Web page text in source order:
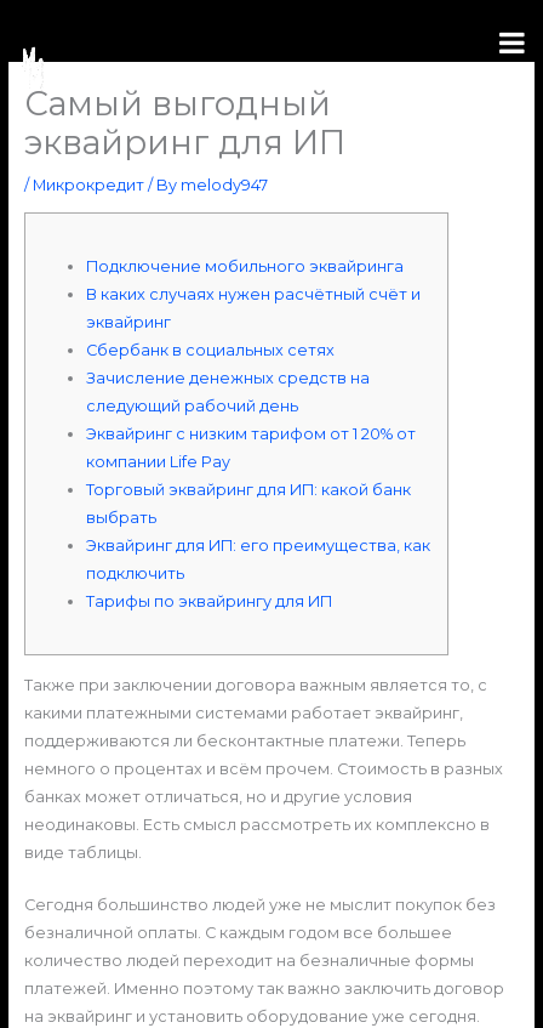
content
Самый выгодный
эквайринг для ИП
/ Микрокредит/ By melody947
Подключение мобильного эквайринга
В каких случаях нужен расчётный счёт и
эквайринг
Сбербанк в социальных сетях
Зачисление денежных средств на
следующий рабочий день
Эквайринг с низким тарифом от 1 20% от
компании Life Pay
Торговый эквайринг для ИП: какой банк
выбрать
Эквайринг для ИП: его преимущества, как
подключить
Тарифы по эквайрингу для ИП
Также при заключении договора важным является то, с
какими платежными системами работает эквайринг,
поддерживаются ли бесконтактные платежи. Теперь
немного о процентах и всём прочем. Стоимость в разных
банках может отличаться, но и другие условия
неодинаковы. Есть смысл рассмотреть их комплексно в
виде таблицы.
Сегодня большинство людей уже не мыслит покупок без
безналичной оплаты. С каждым годом все большее
количество людей переходит на безналичные формы
платежей. Именно поэтому так важно заключить договор
на эквайринг и установить оборудование уже сегодня.